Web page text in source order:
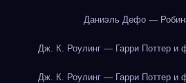
Даниэль Дефо —
Дж. К. Роулинг — Гарри Поттер и
Дж. К. Роулинг — Гарри Поттер и